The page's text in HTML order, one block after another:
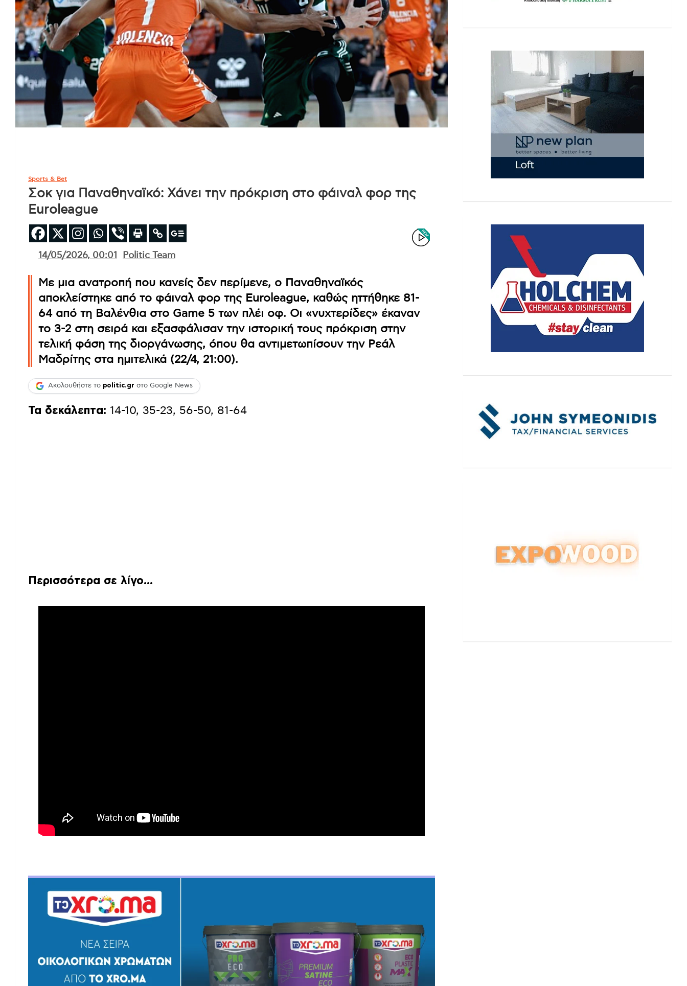
Sports & Bet
Σοκ για Παναθηναϊκό: Χάνει την πρόκριση στο φάιναλ φορ της
Euroleague
14/05/2026, 00:01 Politic Team
Με μια ανατροπή που κανείς δεν περίμενε, ο Παναθηναϊκός
αποκλείστηκε από το φάιναλ φορ της Euroleague, καθώς ηττήθηκε 81-
64 από τη Βαλένθια στο Game 5 των πλέι οφ. Οι «νυχτερίδες» έκαναν
το 3-2 στη σειρά και εξασφάλισαν την ιστορική τους πρόκριση στην
τελική φάση της διοργάνωσης, όπου θα αντιμετωπίσουν την Ρεάλ
Μαδρίτης στα ημιτελικά (22/4, 21:00).
Ακολουθήστε το politic.gr στο Google News
Τα δεκάλεπτα: 14-10, 35-23, 56-50, 81-64
Περισσότερα σε λίγο…